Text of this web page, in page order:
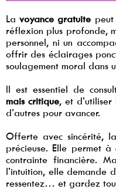
Lavoyance gratuite
réflexion plus profonde,
personnel, ni un
offrir des éclairages
soulagement moral dans
Il est essentiel de
mais critique, et
d’autres pour avancer.
Offerte avec sincérité, la
précieuse. Elle permet à
contrainte financière.
l’intuition, elle demande
ressentez… et gardez